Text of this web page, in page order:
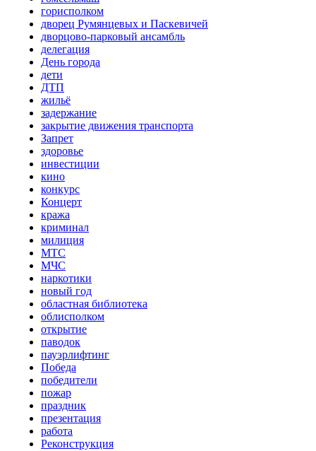
горисполком
дворец Румянцевых и Паскевичей
дворцово-парковый ансамбль
делегация
День города
дети
ДТП
жильё
задержание
закрытие движения транспорта
Запрет
здоровье
инвестиции
кино
конкурс
Концерт
кража
криминал
милиция
МТС
МЧС
наркотики
новый год
областная библиотека
облисполком
открытие
паводок
пауэрлифтинг
Победа
победители
пожар
праздник
презентация
работа
Реконструкция